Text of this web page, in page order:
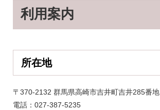
利用案内
所在地
〒370-2132 群馬県高崎市吉井町吉井285番地
電話：027-387-5235